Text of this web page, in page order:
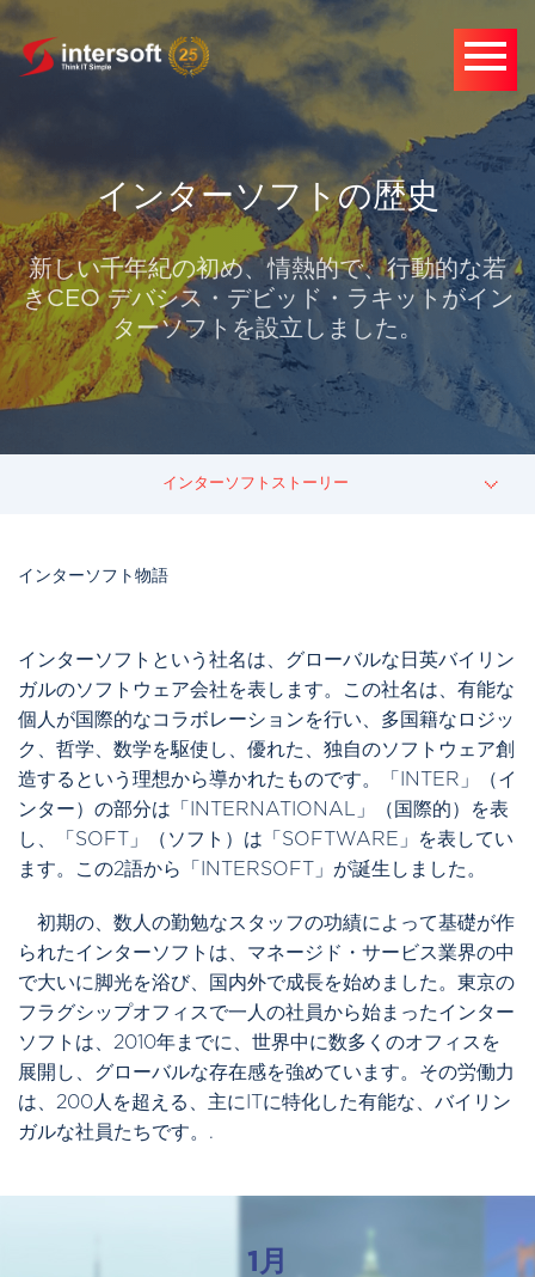
インターソフトの歴史
新しい千年紀の初め、情熱的で、行動的な若
きCEO デバシス・デビッド・ラキットがイン
ターソフトを設立しました。
インターソフトストーリー
インターソフト物語
インターソフトという社名は、グローバルな日英バイリン
ガルのソフトウェア会社を表します。この社名は、有能な
個人が国際的なコラボレーションを行い、多国籍なロジッ
ク、哲学、数学を駆使し、優れた、独自のソフトウェア創
造するという理想から導かれたものです。「INTER」（イ
ンター）の部分は「INTERNATIONAL」（国際的）を表
し、「SOFT」（ソフト）は「SOFTWARE」を表してい
ます。この2語から「INTERSOFT」が誕生しました。
初期の、数人の勤勉なスタッフの功績によって基礎が作
られたインターソフトは、マネージド・サービス業界の中
で大いに脚光を浴び、国内外で成長を始めました。東京の
フラグシップオフィスで一人の社員から始まったインター
ソフトは、2010年までに、世界中に数多くのオフィスを
展開し、グローバルな存在感を強めています。その労働力
は、200人を超える、主にITに特化した有能な、バイリン
ガルな社員たちです。.
1月